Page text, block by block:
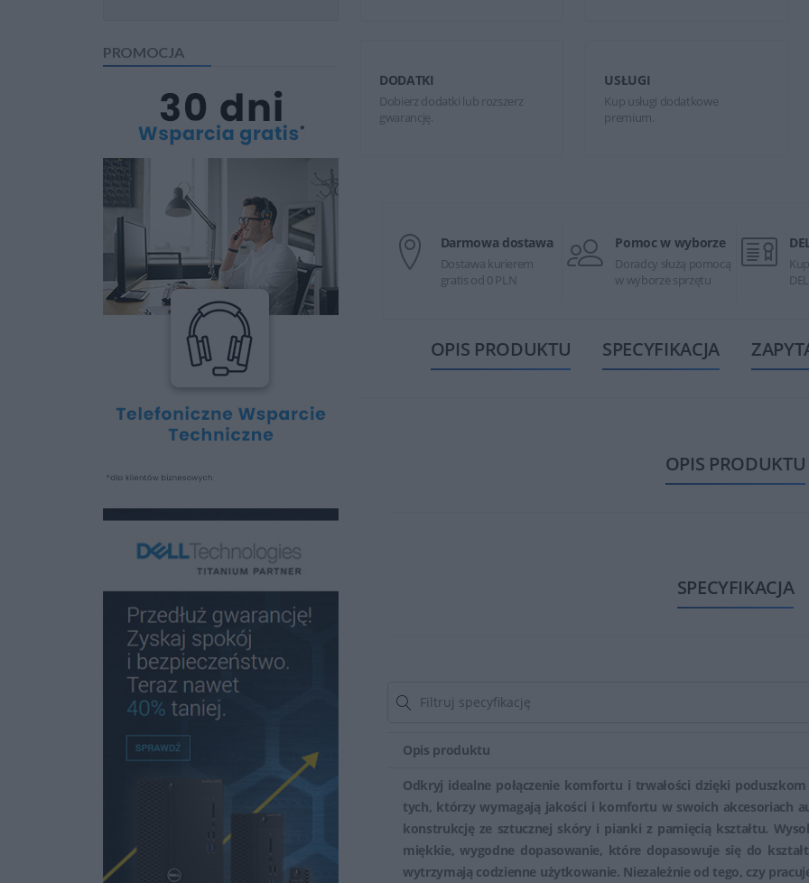
PROMOCJA
DODATKI
Dobierz dodatki lub rozszerz
gwarancję.
USŁUGI
Kup usługi dodatkowe
premium.
Darmowa dostawa
Dostawa kurierem
gratis od 0 PLN
Pomoc w wyborze
Doradcy służą pomocą
w wyborze sprzętu
OPIS PRODUKTU SPECYFIKACJA
OPIS PRODUKTU
SPECYFIKACJA
Opis produktu
Odkryj idealne połączenie komfortu i trwałości dzięki
tych, którzy wymagają jakości i komfortu w swoich akcesoriach
konstrukcję ze sztucznej skóry i pianki z pamięcią kształtu.
miękkie, wygodne dopasowanie, które dopasowuje się do
wytrzymają codzienne użytkowanie. Niezależnie od tego, czy